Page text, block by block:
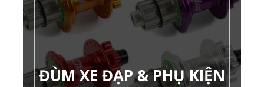
ĐÙM XE ĐẠP & PHỤ KIỆN